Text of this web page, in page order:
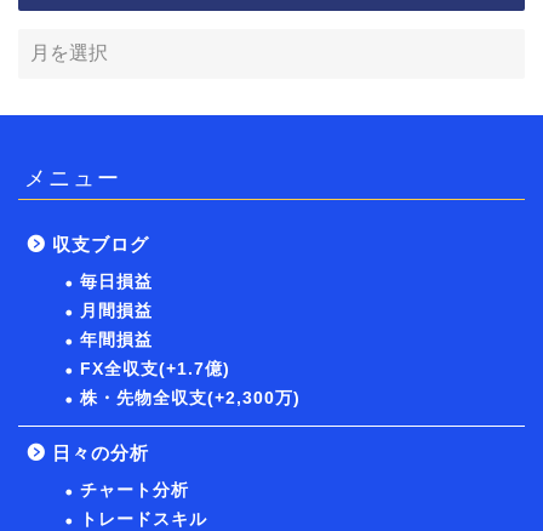
メニュー
収支ブログ
毎日損益
月間損益
年間損益
FX全収支(+1.7億)
株・先物全収支(+2,300万)
日々の分析
チャート分析
トレードスキル